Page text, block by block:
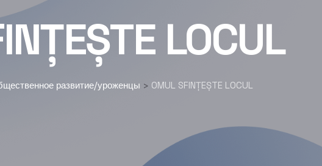
LOCUL
развитие/уроженцы > OMUL SFINȚEȘTE LOCUL